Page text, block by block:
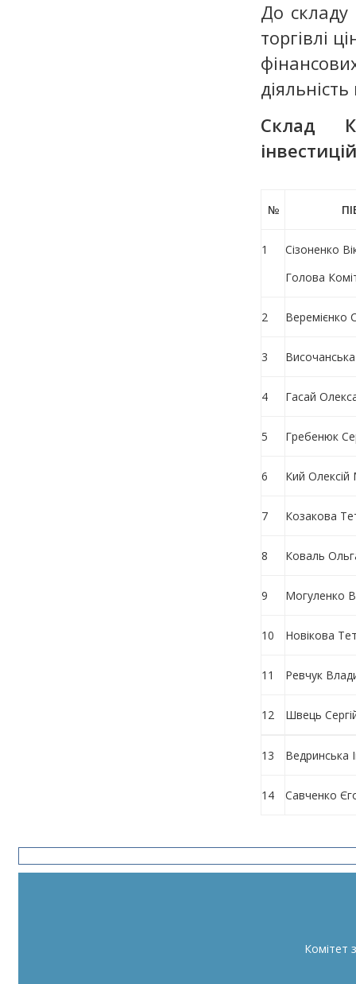
До складу
торгівлі
Склад
№
1
Сізоненко
Голова
2 Веремієнко
3
4 Гасай
5 Гребенюк
6 Кий
7 Козакова
8 Коваль
9 Могуленко
10 Новікова
11 Ревчук
12 Швець
13 Ведринська
14 Савченко
Комітет